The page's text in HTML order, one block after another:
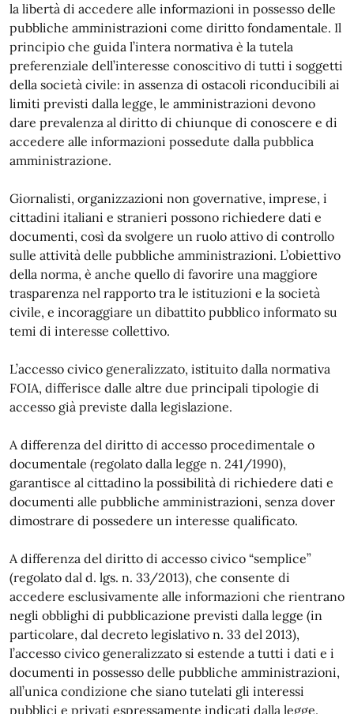
la libertà di accedere alle informazioni in possesso delle
pubbliche amministrazioni come diritto fondamentale. Il
principio che guida l’intera normativa è la tutela
preferenziale dell’interesse conoscitivo di tutti i soggetti
della società civile: in assenza di ostacoli riconducibili ai
limiti previsti dalla legge, le amministrazioni devono
dare prevalenza al diritto di chiunque di conoscere e di
accedere alle informazioni possedute dalla pubblica
amministrazione.
Giornalisti, organizzazioni non governative, imprese, i
cittadini italiani e stranieri possono richiedere dati e
documenti, così da svolgere un ruolo attivo di controllo
sulle attività delle pubbliche amministrazioni. L’obiettivo
della norma, è anche quello di favorire una maggiore
trasparenza nel rapporto tra le istituzioni e la società
civile, e incoraggiare un dibattito pubblico informato su
temi di interesse collettivo.
L’accesso civico generalizzato, istituito dalla normativa
FOIA, differisce dalle altre due principali tipologie di
accesso già previste dalla legislazione.
A differenza del diritto di accesso procedimentale o
documentale (regolato dalla legge n. 241/1990),
garantisce al cittadino la possibilità di richiedere dati e
documenti alle pubbliche amministrazioni, senza dover
dimostrare di possedere un interesse qualificato.
A differenza del diritto di accesso civico “semplice”
(regolato dal d. lgs. n. 33/2013), che consente di
accedere esclusivamente alle informazioni che rientrano
negli obblighi di pubblicazione previsti dalla legge (in
particolare, dal decreto legislativo n. 33 del 2013),
l’accesso civico generalizzato si estende a tutti i dati e i
documenti in possesso delle pubbliche amministrazioni,
all’unica condizione che siano tutelati gli interessi
pubblici e privati espressamente indicati dalla legge.